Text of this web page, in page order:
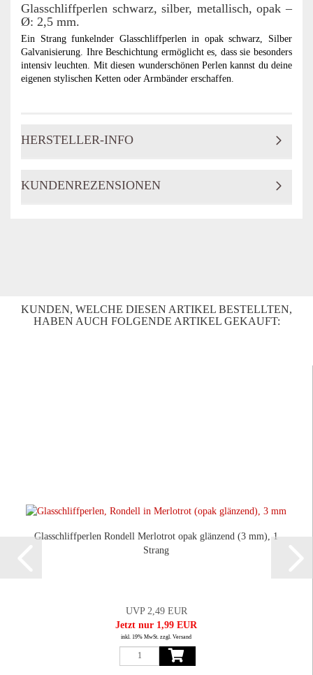
Glasschliffperlen schwarz, silber, metallisch, opak –
Ø: 2,5 mm.
Ein Strang funkelnder Glasschliffperlen in opak schwarz, Silber
Galvanisierung. Ihre Beschichtung ermöglicht es, dass sie besonders
intensiv leuchten. Mit diesen wunderschönen Perlen kannst du deine
eigenen stylischen Ketten oder Armbänder erschaffen.
HERSTELLER-INFO
KUNDENREZENSIONEN
KUNDEN, WELCHE DIESEN ARTIKEL BESTELLTEN,
HABEN AUCH FOLGENDE ARTIKEL GEKAUFT:
Glasschliffperlen Rondell Merlotrot opak glänzend (3 mm), 1
Strang
UVP 2,49 EUR
Jetzt nur 1,99 EUR
inkl. 19% MwSt. zzgl. Versand